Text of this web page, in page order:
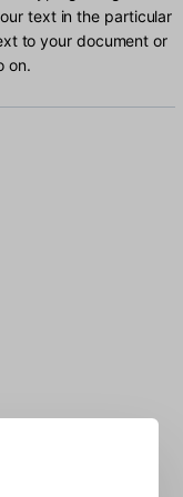
text in the particular
to your document or
on.
the box: